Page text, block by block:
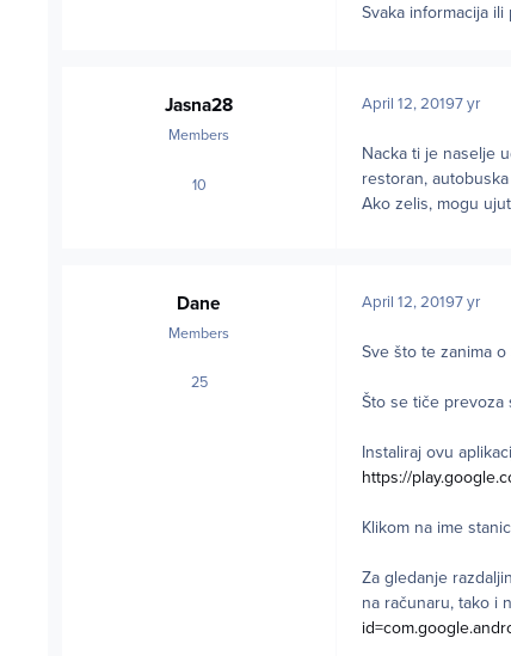
Svaka informacija
Jasna28
Members
10posts
April 12, 20197 yr
Nacka ti je naselje
restoran,
Ako zelis, mogu
Dane
Members
25posts
April 12, 20197 yr
Sve što te zanima
Što se tiče prevoza
Instaliraj ovu
https://
Klikom na ime
Za gledanje
na računaru, tako i